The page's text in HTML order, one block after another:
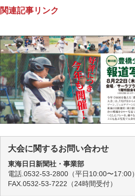
関連記事リンク
大会に関するお問い合わせ
東海日日新聞社・事業部
電話.0532-53-2800（平日10:00〜17:00）
FAX.0532-53-7222（24時間受付）